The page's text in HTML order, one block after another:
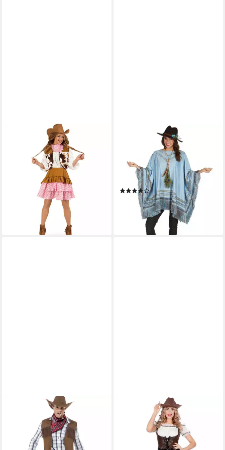
Cowboy-Kostüm Cowgirl
Wilder Westen 3-tlg Kleid
Weste Tuch Karneval
Fasching Party
UVP49,99 €
lieferbar - in 6-7 Werktagen bei dir
METAMORPH
Cowboy-Kostüm Poncho -
Fasching Karnevalskostüm
Herren Damen, Weckt den
Mex in Dir!
(6)
29,99 € UVP39,99 €
lieferbar - in 2-3 Werktagen bei dir
Cowboy-Kostüm Revolverheld
- Western Cowboy
Faschingskostüm Karn,
METAMORPH
Cowboy-Kostüm Western
Lady Kostüm, Cowgirl im
aufreizenden Look